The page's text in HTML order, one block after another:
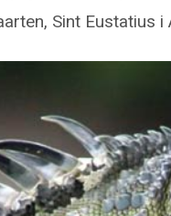
Sint Eustatius i